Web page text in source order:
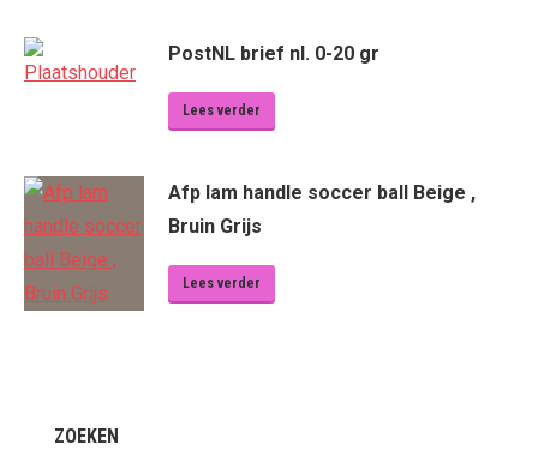
PostNL brief nl. 0-20 gr
Lees verder
Afp lam handle soccer ball Beige ,
Bruin Grijs
Lees verder
ZOEKEN